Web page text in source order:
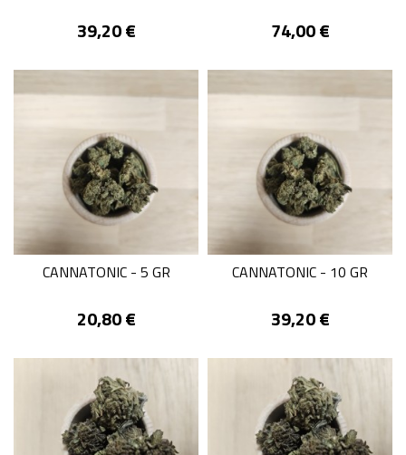
Prix
39,20 € Prix
74,00 €
CANNATONIC - 5 GR
Prix
20,80 €
CANNATONIC - 10 GR
Prix
39,20 €